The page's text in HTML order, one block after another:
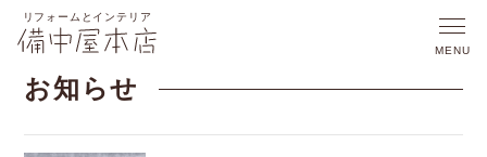
お知らせ